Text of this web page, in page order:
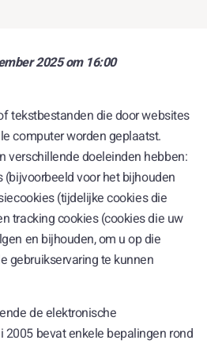
2025 om 16:00
tekstbestanden die door websites
computer worden geplaatst.
verschillende doeleinden hebben:
voor het bijhouden
(tijdelijke cookies die
tracking cookies (cookies die uw
en bijhouden, om u op die
gebruikservaring te kunnen
de elektronische
bevat enkele bepalingen rond